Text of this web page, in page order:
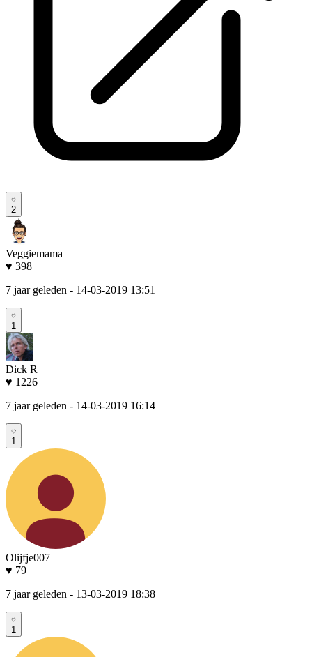
2
Veggiemama
♥ 398
7 jaar geleden - 14-03-2019 13:51
1
Dick R
♥ 1226
7 jaar geleden - 14-03-2019 16:14
1
Olijfje007
♥ 79
7 jaar geleden - 13-03-2019 18:38
1